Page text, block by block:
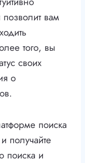
вам
того, вы
своих
о
поиска
получайте
поиска и